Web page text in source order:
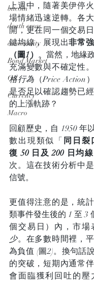
bitcoin
death cross
commodity
Bond Market
Oil
Currency
Macro
上週中，隨著美伊停
場情緒迅速逆轉。各
開，更在同一個交易
鍵均線，展現出非常
（圖1） 。當然，地緣
充滿變數與不確定性
格行為 （Price Action
是否足以確認趨勢已
的上漲軌跡？
回顧歷史，自 1950 年
數出現類似「 同日裂
復 50 日及 200 日均線
次。這在技術分析中
信號。
更值得注意的是，統
類事件發生後的 1 至 3
個交易日）內，市場
少。在多數時間裡，
為負值 (圖2)。換句話
的突破，短期內通常
會面臨獲利回吐的壓